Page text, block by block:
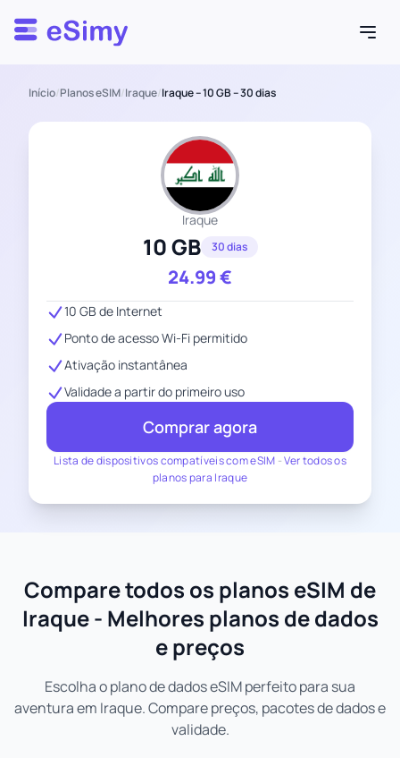
Esimy
Início/Planos eSIM/Iraque/Iraque – 10 GB – 30 dias
Iraque
10 GB 30 dias
24.99€
Lista de dispositivos compatíveis com eSIM -Ver todos os
planos para Iraque
10 GB de Internet
Ponto de acesso Wi-Fi permitido
Ativação instantânea
Validade a partir do primeiro uso
Comprar agora
Compare todos os planos eSIM de
Iraque - Melhores planos de dados
e preços
Escolha o plano de dados eSIM perfeito para sua
aventura em Iraque. Compare preços, pacotes de dados e
validade.